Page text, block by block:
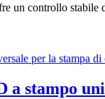
un controllo stabile
a stampo